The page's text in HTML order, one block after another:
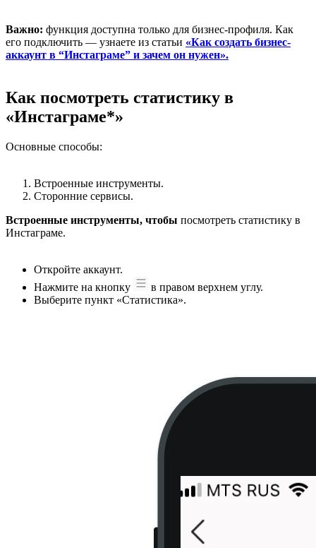
Важно: функция доступна только для бизнес-профиля. Как
его подключить — узнаете из статьи «Как создать бизнес-
аккаунт в “Инстаграме” и зачем он нужен».
Как посмотреть статистику в
«Инстаграме*»
Основные способы:
Встроенные инструменты.
Сторонние сервисы.
Встроенные инструменты, чтобы посмотреть статистику в
Инстаграме.
Откройте аккаунт.
Нажмите на кнопку
в правом верхнем углу.
Выберите пункт «Статистика».